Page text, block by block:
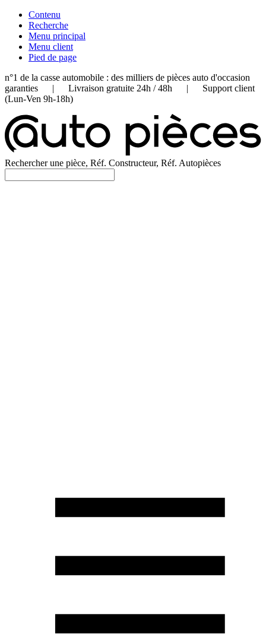
Contenu
Recherche
Menu principal
Menu client
Pied de page
n°1 de la casse automobile : des milliers de pièces auto d'occasion
garanties | Livraison gratuite 24h / 48h | Support client
(Lun-Ven 9h-18h)
Rechercher une pièce, Réf. Constructeur, Réf. Autopièces